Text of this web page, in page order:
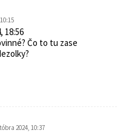
18:56
Čo to tu zase
2024, 10:37